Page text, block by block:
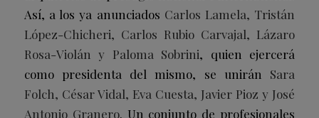
Así, a los ya anunciados Carlos Lamela, Tristán
López-Chicheri, Carlos Rubio Carvajal, Lázaro
Rosa-Violán y Paloma Sobrini, quien ejercerá
como presidenta del mismo, se unirán Sara
Folch, César Vidal, Eva Cuesta, Javier Pioz y José
Antonio Granero. Un conjunto de profesionales